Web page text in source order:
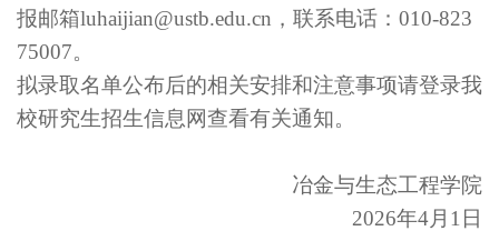
报邮箱luhaijian@ustb.edu.cn，联系电话：010-823
75007。
拟录取名单公布后的相关安排和注意事项请登录我
校研究生招生信息网查看有关通知。
冶金与生态工程学院
2026年4月1日